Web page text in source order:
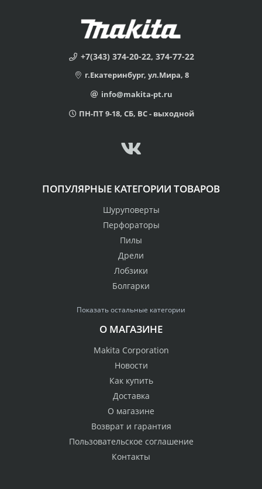
+7(343) 374-20-22, 374-77-22
г.Екатеринбург, ул.Мира, 8
info@makita-pt.ru
ПН-ПТ 9-18, СБ, ВС - выходной
ПОПУЛЯРНЫЕ КАТЕГОРИИ ТОВАРОВ
Шуруповерты
Перфораторы
Пилы
Дрели
Лобзики
Болгарки
Показать остальные категории
О МАГАЗИНЕ
Makita Corporation
Новости
Как купить
Доставка
О магазине
Возврат и гарантия
Пользовательское соглашение
Контакты